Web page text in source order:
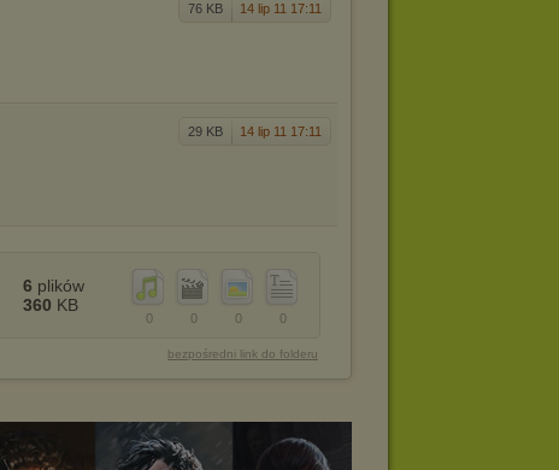
76 KB 14 lip 11 17:11
29 KB 14 lip 11 17:11
0
0
0
0
6 plików
360 KB
bezpośredni link do folderu